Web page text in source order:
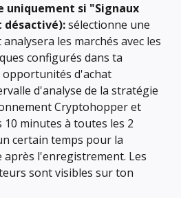
uniquement si "Signaux
sélectionne une
les marchés avec les
configurés dans ta
d'achat
d'analyse de la stratégie
Cryptohopper et
minutes à toutes les 2
certain temps pour la
après l'enregistrement. Les
sont visibles sur ton